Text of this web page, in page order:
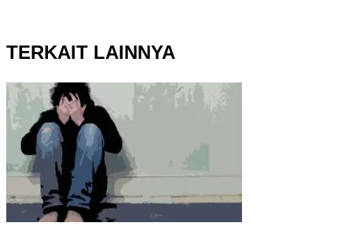
TERKAIT LAINNYA